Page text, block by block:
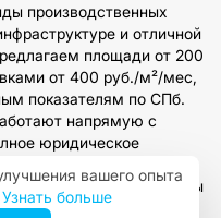
производственных
и отличной
площади от 200
от 400 руб./м²/мес,
показателям по СПб.
напрямую с
юридическое
ваши
заявку на сайте, чтобы
оптимальный вариант
вашего опыта
Узнать больше